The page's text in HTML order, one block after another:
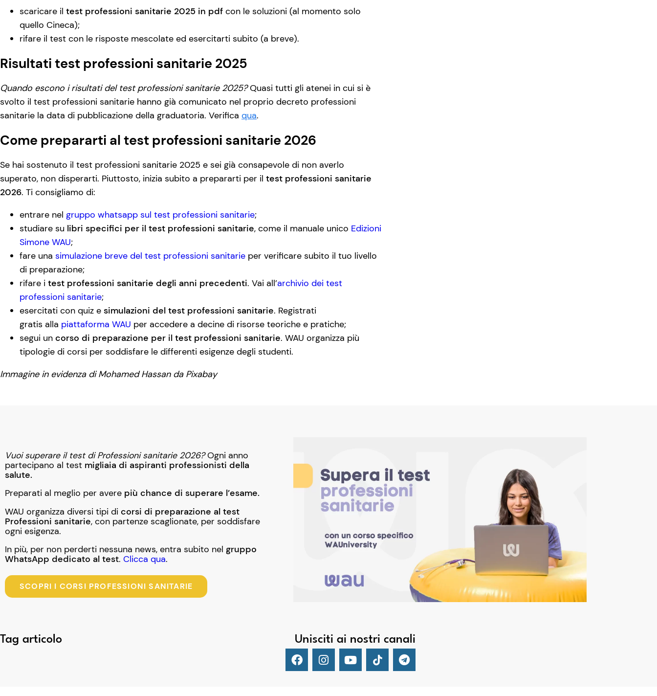
scaricare il test professioni sanitarie 2025 in pdf con le soluzioni (al momento solo
quello Cineca);
rifare il test con le risposte mescolate ed esercitarti subito (a breve).
Risultati test professioni sanitarie 2025
Quando escono i risultati del test professioni sanitarie 2025?Quasi tutti gli atenei in cui si è
svolto il test professioni sanitarie hanno già comunicato nel proprio decreto professioni
sanitarie la data di pubblicazione della graduatoria. Verifica qua.
Come prepararti al test professioni sanitarie 2026
Se hai sostenuto il test professioni sanitarie 2025 e sei già consapevole di non averlo
superato, non disperarti. Piuttosto, inizia subito a prepararti per il test professioni sanitarie
2026. Ti consigliamo di:
entrare nel gruppo whatsapp sul test professioni sanitarie;
studiare su libri specifici per il test professioni sanitarie, come il manuale unico Edizioni
Simone WAU;
fare una simulazione breve del test professioni sanitarie per verificare subito il tuo livello
di preparazione;
rifare i test professioni sanitarie degli anni precedenti. Vai all’archivio dei test
professioni sanitarie;
esercitati con quiz e simulazioni del test professioni sanitarie. Registrati
gratis alla piattaforma WAU per accedere a decine di risorse teoriche e pratiche;
segui un corso di preparazione per il test professioni sanitarie. WAU organizza più
tipologie di corsi per soddisfare le differenti esigenze degli studenti.
Immagine in evidenza di Mohamed Hassan da Pixabay
Vuoi superare il test di Professioni sanitarie 2026?Ogni anno
partecipano al test migliaia di aspiranti professionisti della
salute.
Preparati al meglio per avere più chance di superare l’esame.
WAU organizza diversi tipi di corsi di preparazione al test
Professioni sanitarie, con partenze scaglionate, per soddisfare
ogni esigenza.
In più, per non perderti nessuna news, entra subito nel gruppo
WhatsApp dedicato al test. Clicca qua.
SCOPRI I CORSI PROFESSIONI SANITARIE
Tag articolo Unisciti ai nostri canali